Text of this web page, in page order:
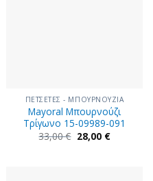
ΠΕΤΣΕΤΕΣ - ΜΠΟΥΡΝΟΥΖΙΑ
Mayoral Μπουρνούζι
Τρίγωνο 15-09989-091
33,00€ Original
price
28,00 €Η
τρέχουσα